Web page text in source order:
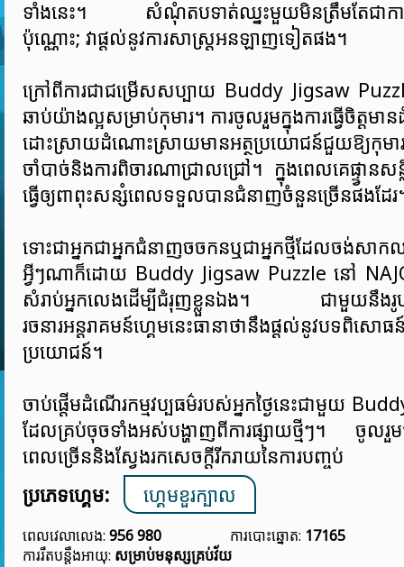
ទាំងនេះ។ សំណុំតបទាត់ឈ្នះមួយមិនត្រឹមតែជាការ
ប៉ុណ្ណោះ; វាផ្តល់នូវការសាស្ត្រអនឡាញទៀតផង។
ក្រៅពីការជាជម្រើសសប្បាយ Buddy Jigsaw
ឆាប់យ៉ាងល្អសម្រាប់កុមារ។ ការចូលរួមក្នុងការធ្វើចិត្តម
ដោះស្រាយដំណោះស្រាយមានអត្ថប្រយោជន៍ជួយឱ្យកុមារ
ចាំបាច់និងការពិចារណាជ្រាលជ្រៅ។ ក្នុងពេលគេផ្ទ្វាន
ធ្វើឲ្យពាពុះសន្សំពេលទទួលបានជំនាញចំនួនច្រើនផងដែរ
ទោះជាអ្នកជាអ្នកជំនាញចចកនឬជាអ្នកថ្មីដែលចង់សាក
អ្វីៗណាក៏ដោយ Buddy Jigsaw Puzzle នៅ
សំរាប់អ្នកលេងដើម្បីជំរុញខ្លួនឯង។ ជាមួយនឹងរូ
រចនារអន្ដរាគមន៍ហ្គេមនេះធានាថានឹងផ្តល់នូវបទពិសោ
ប្រយោជន៍។
ចាប់ផ្តើមដំណើរកម្មវប្បធម៌របស់អ្នកថ្ងៃនេះជាមួយ
ដែលគ្រប់ចុចទាំងអស់បង្ហាញពីការផ្សាយថ្មីៗ។ ចូលរួ
ពេលច្រើននិងស្វែងរកសេចក្តីរីករាយនៃការបញ្ចប់
ប្រភេទហ្គេម:
ហ្គេមខួរក្បាល
ពេលវេលាលេង: 956 980 ការបោះឆ្នោត: 17165
ការរឹតបន្តឹងអាយុ: សម្រាប់មនុស្សគ្រប់វ័យ